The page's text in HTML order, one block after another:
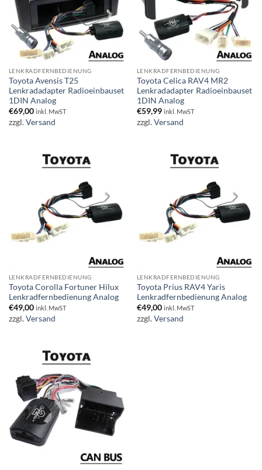
LENKRADFERNBEDIENUNG
Toyota Avensis T25
Lenkradadapter Radioeinbauset
1DIN Analog
€69,00 inkl. MwST
zzgl.Versand
LENKRADFERNBEDIENUNG
Toyota Celica RAV4 MR2
Lenkradadapter Radioeinbauset
1DIN Analog
€59,99 inkl. MwST
zzgl.Versand
LENKRADFERNBEDIENUNG
Toyota Corolla Fortuner Hilux
Lenkradfernbedienung Analog
€49,00 inkl. MwST
zzgl.Versand
LENKRADFERNBEDIENUNG
Toyota Prius RAV4 Yaris
Lenkradfernbedienung Analog
€49,00 inkl. MwST
zzgl.Versand